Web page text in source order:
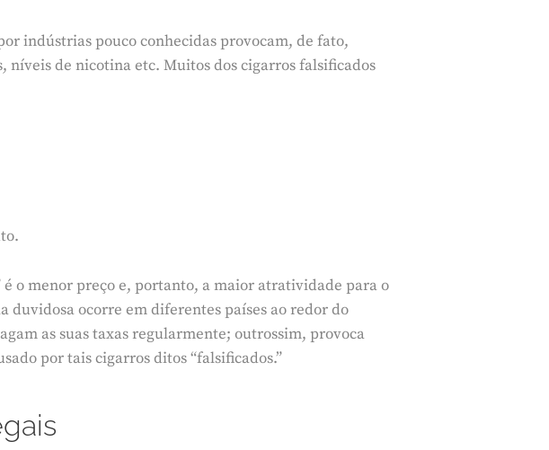
indústrias pouco conhecidas provocam, de fato,
níveis de nicotina etc. Muitos dos cigarros falsificados
o menor preço e, portanto, a maior atratividade para o
duvidosa ocorre em diferentes países ao redor do
as suas taxas regularmente; outrossim, provoca
por tais cigarros ditos “falsificados.”